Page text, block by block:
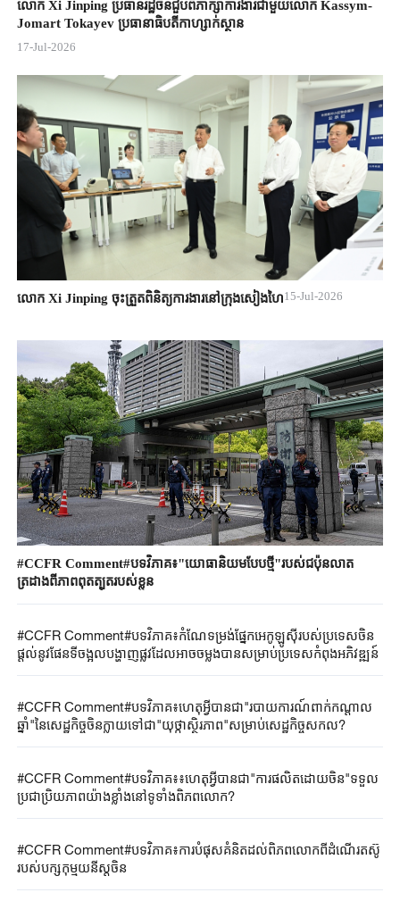
លោក Xi Jinping ប្រធានរដ្ឋចិន​ជួបពិភាក្សា​ការងារជាមួយ​លោក Kassym-
Jomart ​Tokayev ​ប្រធានាធិបតី​កាហ្សាក់ស្ថាន​
17-Jul-2026
លោក Xi Jinping ចុះត្រួតពិនិត្យការងារនៅក្រុងសៀងហៃ15-Jul-2026
#CCFR Comment#បទវិភាគ៖"យោធានិយមបែបថ្មី"របស់ជប៉ុនលាត
ត្រដាងពីភាពពុតត្បុតរបស់ខ្លួន
#CCFR Comment#បទវិភាគ៖កំណែទម្រង់ផ្នែកអេកូឡូស៊ីរបស់ប្រទេសចិន
ផ្តល់នូវផែនទីចង្អុលបង្ហាញផ្លូវដែលអាចចម្លងបានសម្រាប់ប្រទេសកំពុងអភិវឌ្ឍន៍
#CCFR Comment#បទវិភាគ៖ហេតុអ្វីបានជា"របាយការណ៍ពាក់កណ្តាល
ឆ្នាំ"នៃសេដ្ឋកិច្ចចិនក្លាយទៅជា"យុថ្កាស្ថិរភាព"សម្រាប់សេដ្ឋកិច្ចសកល?
#CCFR Comment#បទវិភាគ៖៖ហេតុអ្វីបានជា"ការផលិតដោយចិន"ទទួល
ប្រជាប្រិយភាពយ៉ាងខ្លាំងនៅទូទាំងពិភពលោក?
#CCFR Comment#បទវិភាគ៖ការបំផុសគំនិតដល់ពិភពលោកពីដំណើរតស៊ូ
របស់បក្សកុម្មុយនីស្តចិន